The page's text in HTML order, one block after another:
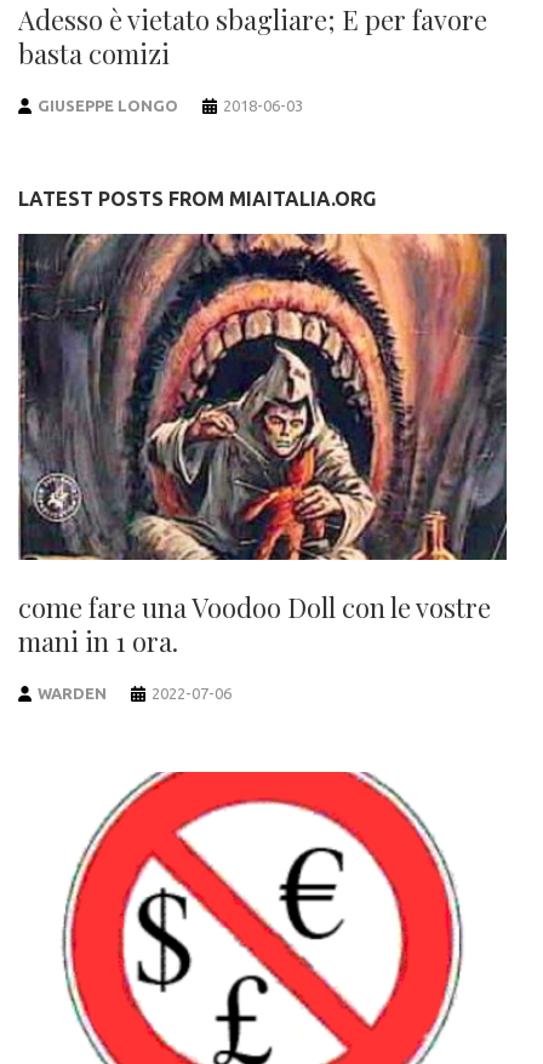
Adesso è vietato sbagliare; E per favore
basta comizi
GIUSEPPE LONGO 2018-06-03
LATEST POSTS FROM MIAITALIA.ORG
come fare una Voodoo Doll con le vostre
mani in 1 ora.
WARDEN 2022-07-06